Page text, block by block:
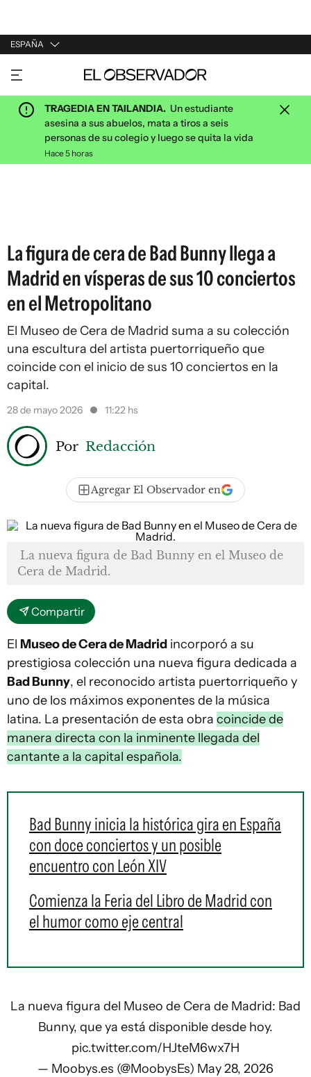
ESPAÑA
URUGUAY
ARGENTINA
ESPAÑA
ESTADOS UNIDOS
TRAGEDIA EN TAILANDIA. Un estudiante
asesina a sus abuelos, mata a tiros a seis
personas de su colegio y luego se quita la vida
Hace 5 horas
La figura de cera de Bad Bunny llega a
Madrid en vísperas de sus 10 conciertos
en el Metropolitano
El Museo de Cera de Madrid suma a su colección
una escultura del artista puertorriqueño que
coincide con el inicio de sus 10 conciertos en la
capital.
28 de mayo 2026 11:22 hs
Por Redacción
Agregar El Observador en
La nueva figura de Bad Bunny en el Museo de
Cera de Madrid.
Compartir
El Museo de Cera de Madrid incorporó a su
prestigiosa colección una nueva figura dedicada a
Bad Bunny, el reconocido artista puertorriqueño y
uno de los máximos exponentes de la música
latina. La presentación de esta obra coincide de
manera directa con la inminente llegada del
cantante a la capital española.
Bad Bunny inicia la histórica gira en España
con doce conciertos y un posible
encuentro con León XIV
Comienza la Feria del Libro de Madrid con
el humor como eje central
La nueva figura del Museo de Cera de Madrid: Bad
Bunny, que ya está disponible desde hoy.
pic.twitter.com/HJteM6wx7H
— Moobys.es (@MoobysEs) May 28, 2026